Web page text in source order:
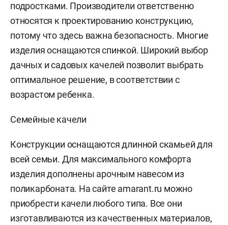
подростками. Производители ответственно
относятся к проектированию конструкцию,
потому что здесь важна безопасность. Многие
изделия оснащаются спинкой. Широкий выбор
дачных и садовых качелей позволит выбрать
оптимальное решение, в соответствии с
возрастом ребенка.
Семейные качели
Конструкции оснащаются длинной скамьей для
всей семьи. Для максимального комфорта
изделия дополнены арочным навесом из
поликарбоната. На сайте amarant.ru можно
приобрести качели любого типа. Все они
изготавливаются из качественных материалов,